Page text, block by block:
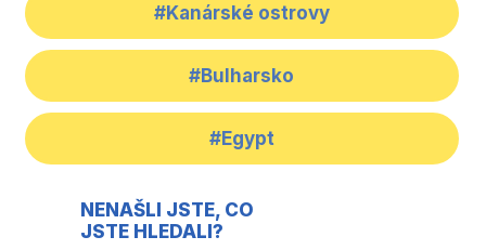
#Kanárské ostrovy
#Bulharsko
#Egypt
NENAŠLI JSTE, CO
JSTE HLEDALI?